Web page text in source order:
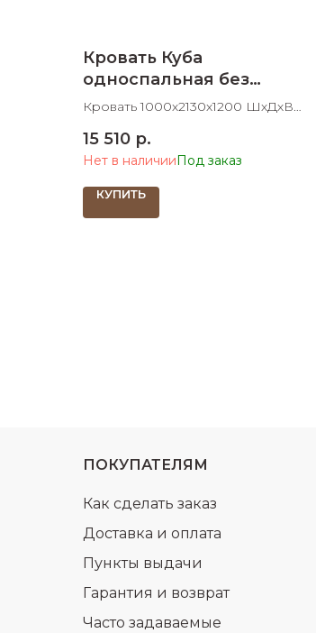
Кровать Куба
односпальная без
ортопедического
Кровать 1000х2130х1200 ШхДхВ
15 510 р.
Нет в наличии
КУПИТЬ
ПОКУПАТЕЛЯМ
Доставка и оплата
Часто задаваемые
Гарантия и возврат
Пункты выдачи
Как сделать заказ